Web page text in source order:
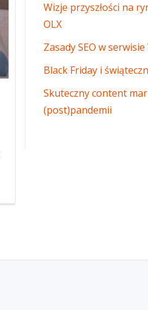
Wizje przyszłości na
OLX
Zasady SEO w
Black Friday i
Skuteczny content
(post)pandemii